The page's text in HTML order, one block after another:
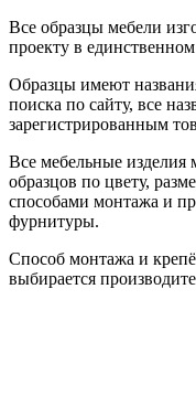
Все образцы мебели
проекту в
Образцы имеют
поиска по сайту, все
зарегистрированным
Все мебельные изделия
образцов по цвету,
способами монтажа и
фурнитуры.
Способ монтажа и
выбирается